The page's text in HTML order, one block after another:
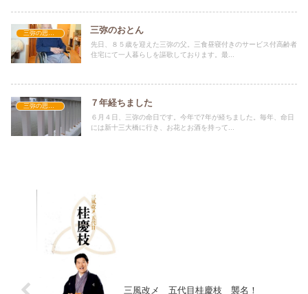
三弥の思い出 三弥のおとん
先日、８５歳を迎えた三弥の父。三食昼寝付きのサービス付高齢者
住宅にて一人暮らしを謳歌しております。最...
三弥の思い出 ７年経ちました
６月４日、三弥の命日です。今年で7年が経ちました。毎年、命日
には新十三大橋に行き、お花とお酒を持って...
三風改メ 五代目桂慶枝 襲名！